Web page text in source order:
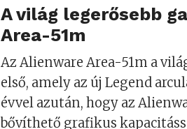
A világ legerősebb
Area-51m
Az Alienware Area-51m a
első, amely az új Legend
évvel azután, hogy az
bővíthető grafikus